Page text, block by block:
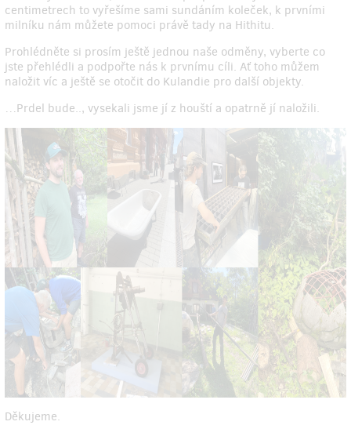
centimetrech to vyřešíme sami sundáním koleček, k prvními
milníku nám můžete pomoci právě tady na Hithitu.
Prohlédněte si prosím ještě jednou naše odměny, vyberte co
jste přehlédli a podpořte nás k prvnímu cíli. Ať toho můžem
naložit víc a ještě se otočit do Kulandie pro další objekty.
…Prdel bude.., vysekali jsme jí z houští a opatrně jí naložili.
Děkujeme.